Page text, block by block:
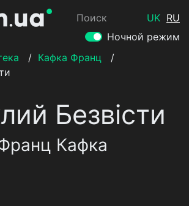
Поиск UK RU
Ночной режим
/ Кафка Франц
/
Безвісти
Кафка